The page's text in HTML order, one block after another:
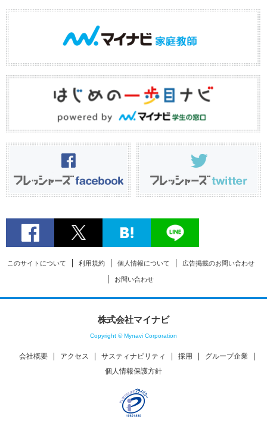
このサイトについて 利用規約 個人情報について 広告掲載のお問い合わせ
お問い合わせ
株式会社マイナビ
Copyright © Mynavi Corporation
会社概要 アクセス サスティナビリティ 採用
グループ企業
個人情報保護方針